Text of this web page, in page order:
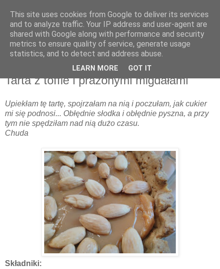
czwartek, 8 marca 2018
Tarta z toffie i prażonymi migdałami
Upiekłam tę tartę, spojrzałam na nią i poczułam, jak cukier
mi się podnosi... Obłędnie słodka i obłędnie pyszna, a przy
tym nie spędziłam nad nią dużo czasu.
Chuda
Składniki:
This site uses cookies from Google to deliver its services
and to analyze traffic. Your IP address and user-agent are
shared with Google along with performance and security
metrics to ensure quality of service, generate usage
statistics, and to detect and address abuse.
LEARN MORE GOT IT